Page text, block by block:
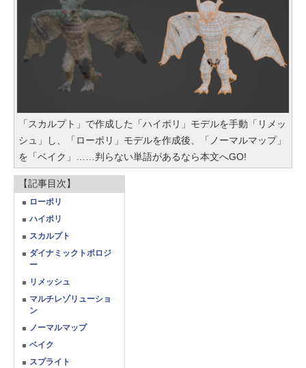
「スカルプト」で作成した「ハイポリ」モデルを手動「リメッ
シュ」し、「ローポリ」モデルを作成後、「ノーマルマップ」
を「ベイク」……判らない単語があるなら本文へGO!
【記事目次】
ローポリ
ハイポリ
スカルプト
ダイナミックトポロジ
ー
リメッシュ
マルチレゾリューショ
ン
ノーマルマップ
ベイク
スプライト